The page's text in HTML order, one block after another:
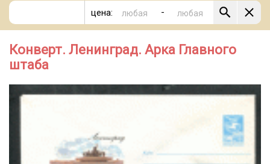
цена: -
Конверт. Ленинград. Арка Главного
штаба